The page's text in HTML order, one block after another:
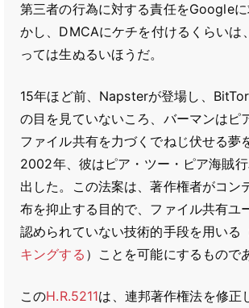
第三者の行為に対する責任をGoogle
かし、DMCAにケチを付けるくらいは
っては生ぬるいほうだ。
15年ほど前、Napsterが登場し、
の目を見ていないころ、バーマンはピ
ファイル共有を力づくでねじ伏せる夢
2002年、彼はピア・ツー・ピア海賊
出した。この法案は、著作権者がコン
布を抑止する目的で、ファイル共有ユ
認められていない技術的手段を用いる
キングする ）ことを可能にするもので
このH.R.5211は、連邦著作権法を修正